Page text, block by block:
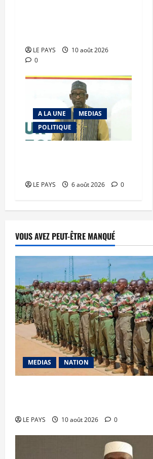
LE PAYS
10 août 2026
0
A LA UNE
MEDIAS
POLITIQUE
LE PAYS 6 août 2026 0
VOUS AVEZ PEUT-ÊTRE MANQUÉ
MEDIAS NATION
LE PAYS 10 août 2026 0